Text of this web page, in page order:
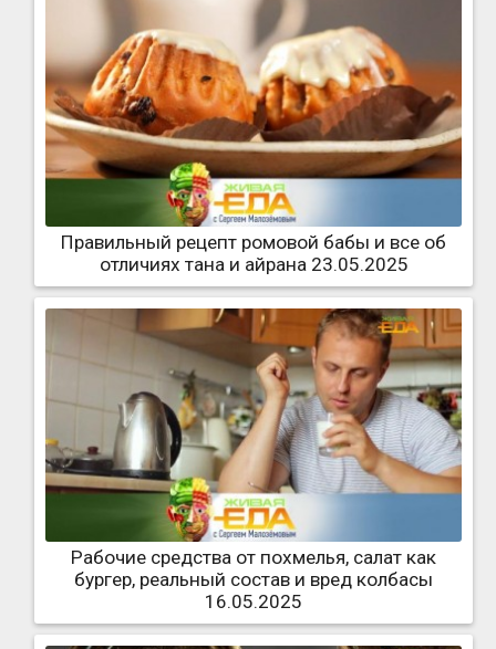
Правильный рецепт ромовой бабы и все об
отличиях тана и айрана 23.05.2025
Рабочие средства от похмелья, салат как
бургер, реальный состав и вред колбасы
16.05.2025